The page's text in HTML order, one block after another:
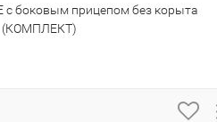
с боковым прицепом без корыта
(КОМПЛЕКТ)